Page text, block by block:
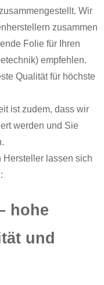
Wir
zusammen
Folie für Ihren
empfehlen.
Qualität für höchste
ist zudem, dass wir
werden und Sie
Hersteller lassen sich
hohe
und